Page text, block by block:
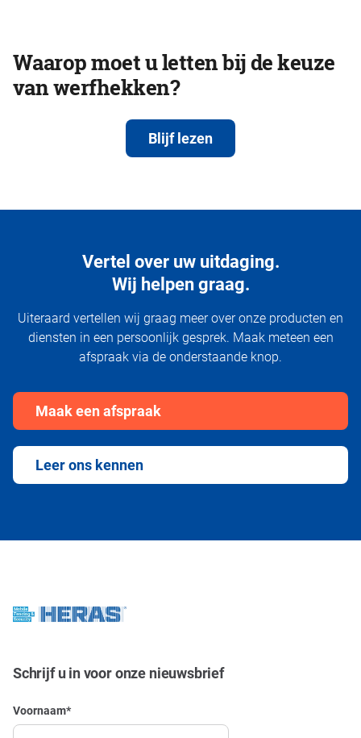
Waarop moet u letten bij de keuze
van werfhekken?
Blijf lezen
Vertel over uw uitdaging.
Wij helpen graag.
Uiteraard vertellen wij graag meer over onze producten en
diensten in een persoonlijk gesprek. Maak meteen een
afspraak via de onderstaande knop.
Maak een afspraak
Leer ons kennen
Schrijf u in voor onze nieuwsbrief
Voornaam*